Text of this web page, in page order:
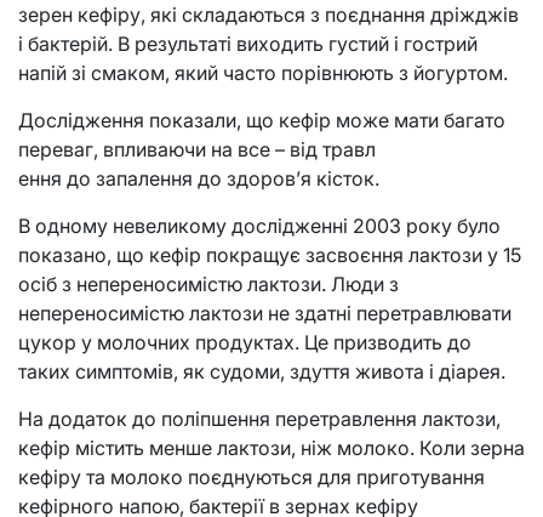
зерен кефіру, які складаються з поєднання дріжджів
і бактерій. В результаті виходить густий і гострий
напій зі смаком, який часто порівнюють з йогуртом.
Дослідження показали, що кефір може мати багато
переваг, впливаючи на все – від травл
ення до запалення до здоров’я кісток.
В одному невеликому дослідженні 2003 року було
показано, що кефір покращує засвоєння лактози у 15
осіб з непереносимістю лактози. Люди з
непереносимістю лактози не здатні перетравлювати
цукор у молочних продуктах. Це призводить до
таких симптомів, як судоми, здуття живота і діарея.
На додаток до поліпшення перетравлення лактози,
кефір містить менше лактози, ніж молоко. Коли зерна
кефіру та молоко поєднуються для приготування
кефірного напою, бактерії в зернах кефіру